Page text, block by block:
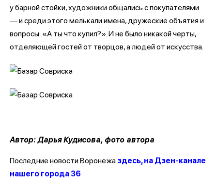
у барной стойки, художники общались с покупателями
— и среди этого мелькали имена, дружеские объятия и
вопросы: «А ты что купил?». И не было никакой черты,
отделяющей гостей от творцов, а людей от искусства.
Автор: Дарья Кудисова, фото автора
Последние новости Воронежа здесь, на Дзен-канале
нашего города 36